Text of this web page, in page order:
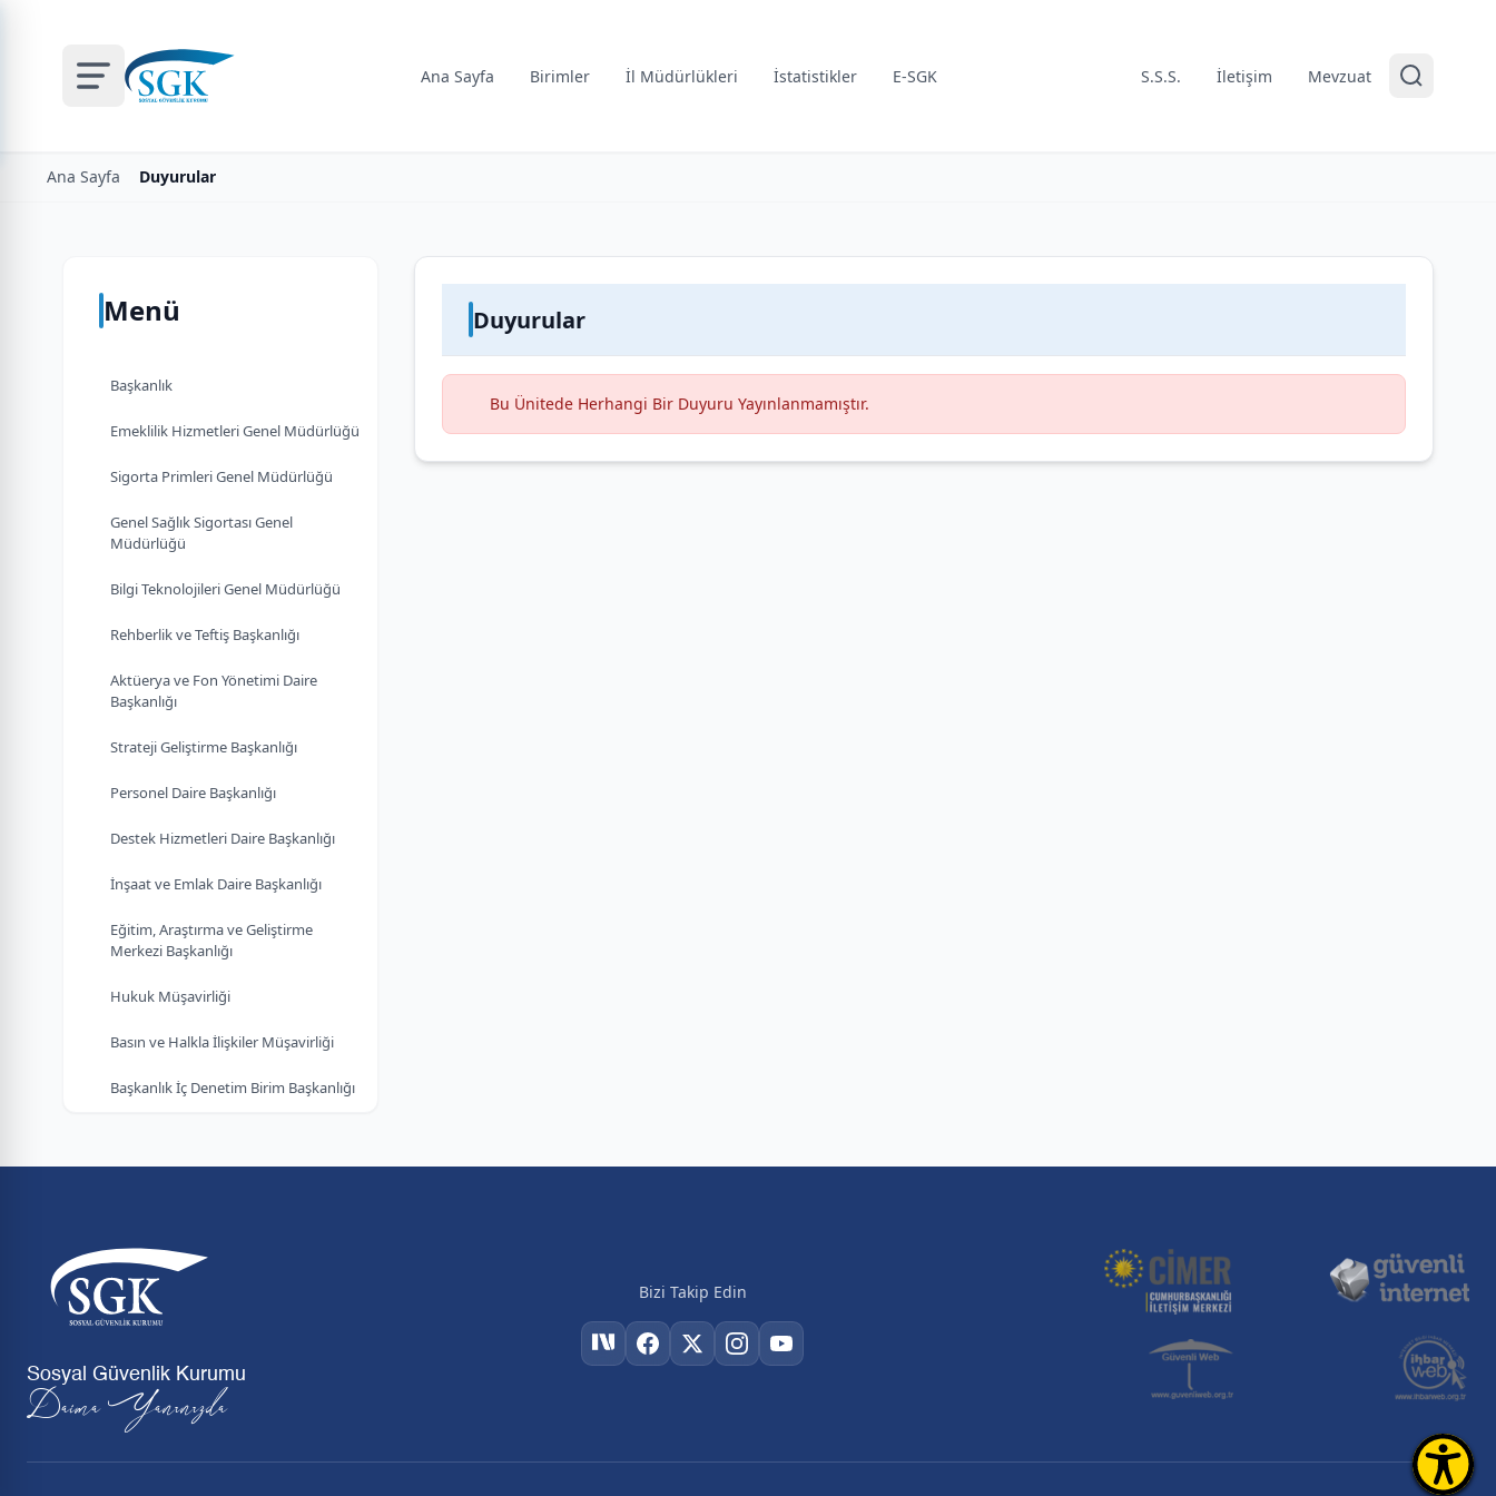
Ana Sayfa Birimler İl Müdürlükleri İstatistikler E-SGK S.S.S. İletişim Mevzuat
Ana Sayfa Duyurular
Menü
Başkanlık
Emeklilik Hizmetleri Genel Müdürlüğü
Sigorta Primleri Genel Müdürlüğü
Genel Sağlık Sigortası Genel
Müdürlüğü
Bilgi Teknolojileri Genel Müdürlüğü
Rehberlik ve Teftiş Başkanlığı
Aktüerya ve Fon Yönetimi Daire
Başkanlığı
Strateji Geliştirme Başkanlığı
Personel Daire Başkanlığı
Destek Hizmetleri Daire Başkanlığı
İnşaat ve Emlak Daire Başkanlığı
Eğitim, Araştırma ve Geliştirme
Merkezi Başkanlığı
Hukuk Müşavirliği
Basın ve Halkla İlişkiler Müşavirliği
Başkanlık İç Denetim Birim Başkanlığı
Duyurular
Bu Ünitede Herhangi Bir Duyuru Yayınlanmamıştır.
Sosyal Güvenlik Kurumu
Daima Yanınızda
Bizi Takip Edin